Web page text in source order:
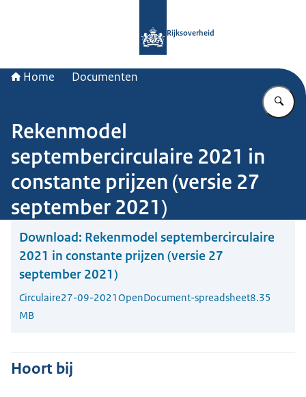
Rijksoverheid
Home Documenten
Rekenmodel
septembercirculaire 2021 in
constante prijzen (versie 27
september 2021)
Download: Rekenmodel septembercirculaire
2021 in constante prijzen (versie 27
september 2021)
Circulaire27-09-2021OpenDocument-spreadsheet8.35
MB
Hoort bij